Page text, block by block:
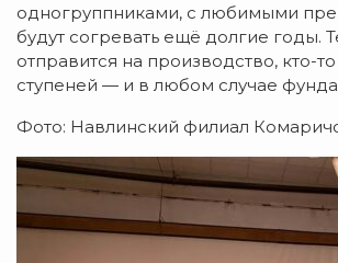
одногруппниками, с любимыми
будут согревать ещё долгие годы.
отправится на производство, кто-
ступеней — и в любом случае
Фото: Навлинский филиал